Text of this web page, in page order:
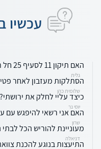
עכשיו
האם תיקון 11 לסעיף 25 חל רטרואקטיבי?
גלית
הסתלקות מעזבון לאחר
שלומית כהן
כיצד עליי לחלק את ירושתי?
יוסי נר
האם אני רשאי להיפגש עם
שרון
מעוניינת להוריש הכל לבתי
דניאלה
התיעצות בנוגע להכנת